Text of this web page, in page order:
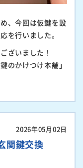
、今回は仮鍵を設
を行いました。
ざいました！
のかけつけ本舗」
2026年05月02日
鍵交換